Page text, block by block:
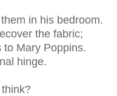
in his bedroom.
the fabric;
to Mary Poppins.
hinge.